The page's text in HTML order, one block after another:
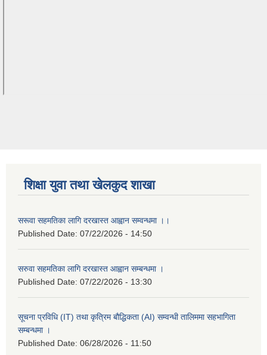
शिक्षा युवा तथा खेलकुद शाखा
सरूवा सहमतिका लागि दरखास्त आह्वान सम्वन्धमा ।।
Published Date: 07/22/2026 - 14:50
सरुवा सहमतिका लागि दरखास्त आह्वान सम्बन्धमा ।
Published Date: 07/22/2026 - 13:30
सूचना प्रविधि (IT) तथा कृत्रिम बौद्धिकता (AI) सम्वन्धी तालिममा सहभागिता
सम्बन्धमा ।
Published Date: 06/28/2026 - 11:50